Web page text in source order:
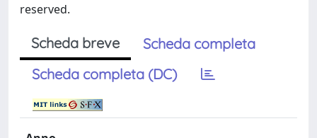
reserved.
Scheda breve
Scheda completa
Scheda completa (DC)